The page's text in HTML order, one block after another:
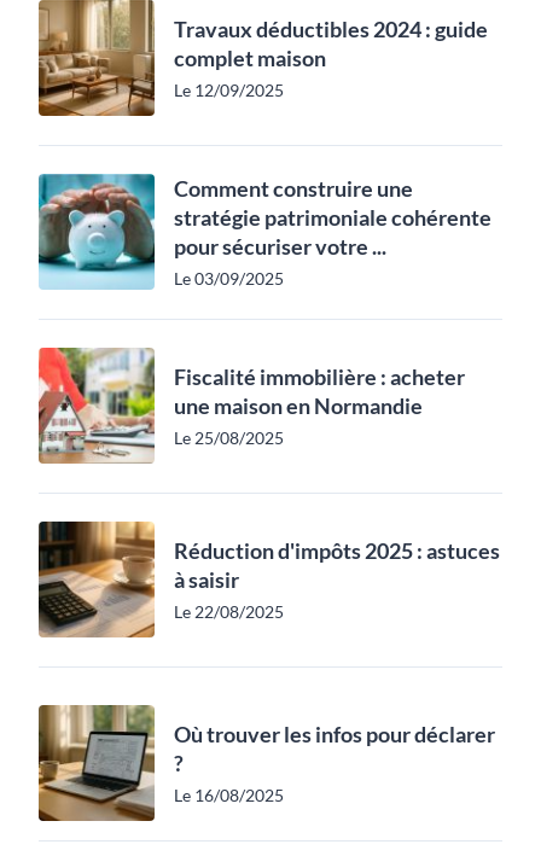
Travaux déductibles 2024 : guide
complet maison
Le 12/09/2025
Comment construire une
stratégie patrimoniale cohérente
pour sécuriser votre ...
Le 03/09/2025
Fiscalité immobilière : acheter
une maison en Normandie
Le 25/08/2025
Réduction d'impôts 2025 : astuces
à saisir
Le 22/08/2025
Où trouver les infos pour déclarer
?
Le 16/08/2025